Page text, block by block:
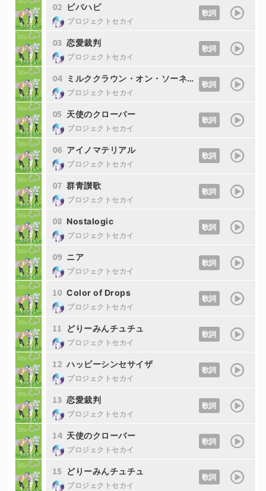
02 ビバハピ
プロジェクトセカイ
歌詞
03 恋愛裁判
プロジェクトセカイ
歌詞
04 ミルククラウン・オン・ソーネチカ
プロジェクトセカイ
歌詞
05 天使のクローバー
プロジェクトセカイ
歌詞
06 アイノマテリアル
プロジェクトセカイ
歌詞
07 群青讃歌
プロジェクトセカイ
歌詞
08 Nostalogic
プロジェクトセカイ
歌詞
09 ニア
プロジェクトセカイ
歌詞
10 Color of Drops
プロジェクトセカイ
歌詞
11 どりーみんチュチュ
プロジェクトセカイ
歌詞
12 ハッピーシンセサイザ
プロジェクトセカイ
歌詞
13 恋愛裁判
プロジェクトセカイ
歌詞
14 天使のクローバー
プロジェクトセカイ
歌詞
15 どりーみんチュチュ
プロジェクトセカイ
歌詞